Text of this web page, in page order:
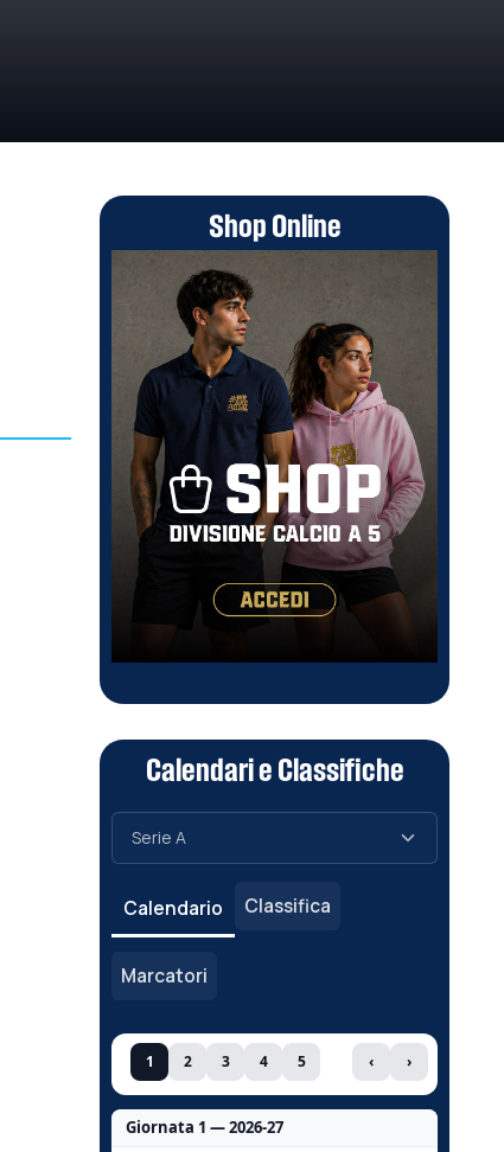
Shop Online
Calendari e Classifiche
Calendario Classifica
Marcatori
1 2 3 4 5 ‹ ›
Giornata 1 — 2026-27